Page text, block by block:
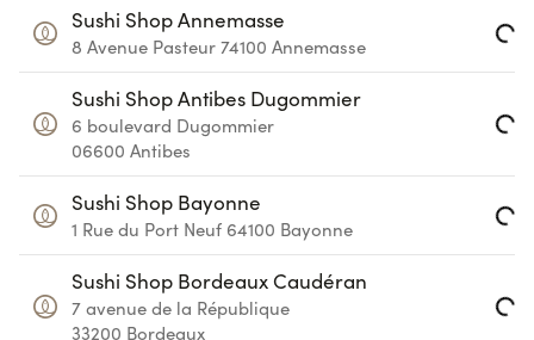
Sushi Shop Annemasse
8 Avenue Pasteur 74100 Annemasse Loading...
Sushi Shop Antibes Dugommier
6 boulevard Dugommier
06600 Antibes Loading...
Sushi Shop Bayonne
1 Rue du Port Neuf 64100 Bayonne Loading...
Sushi Shop Bordeaux Caudéran
7 avenue de la République
33200 Bordeaux